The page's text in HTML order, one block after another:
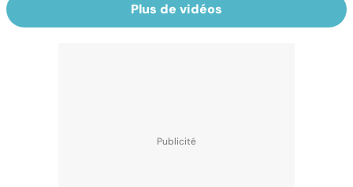
Plus de vidéos